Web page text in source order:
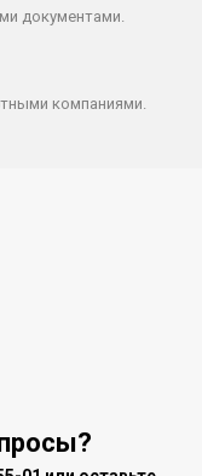
документами.
компаниями.